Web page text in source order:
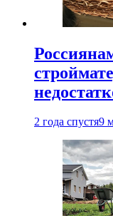
2 года спустя9